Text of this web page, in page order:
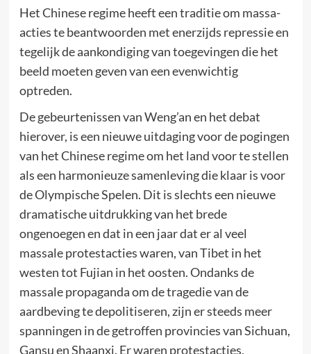
Het Chinese regime heeft een traditie om massa-
acties te beantwoorden met enerzijds repressie en
tegelijk de aankondiging van toegevingen die het
beeld moeten geven van een evenwichtig
optreden.
De gebeurtenissen van Weng’an en het debat
hierover, is een nieuwe uitdaging voor de pogingen
van het Chinese regime om het land voor te stellen
als een harmonieuze samenleving die klaar is voor
de Olympische Spelen. Dit is slechts een nieuwe
dramatische uitdrukking van het brede
ongenoegen en dat in een jaar dat er al veel
massale protestacties waren, van Tibet in het
westen tot Fujian in het oosten. Ondanks de
massale propaganda om de tragedie van de
aardbeving te depolitiseren, zijn er steeds meer
spanningen in de getroffen provincies van Sichuan,
Gansu en Shaanxi. Er waren protestacties,